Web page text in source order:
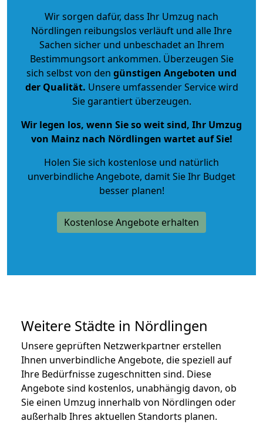
Wir sorgen dafür, dass Ihr Umzug nach
Nördlingen reibungslos verläuft und alle Ihre
Sachen sicher und unbeschadet an Ihrem
Bestimmungsort ankommen. Überzeugen Sie
sich selbst von den günstigen Angeboten und
der Qualität. Unsere umfassender Service wird
Sie garantiert überzeugen.
Wir legen los, wenn Sie so weit sind, Ihr Umzug
von Mainz nach Nördlingen wartet auf Sie!
Holen Sie sich kostenlose und natürlich
unverbindliche Angebote, damit Sie Ihr Budget
besser planen!
Kostenlose Angebote erhalten
Weitere Städte in Nördlingen
Unsere geprüften Netzwerkpartner erstellen
Ihnen unverbindliche Angebote, die speziell auf
Ihre Bedürfnisse zugeschnitten sind. Diese
Angebote sind kostenlos, unabhängig davon, ob
Sie einen Umzug innerhalb von Nördlingen oder
außerhalb Ihres aktuellen Standorts planen.